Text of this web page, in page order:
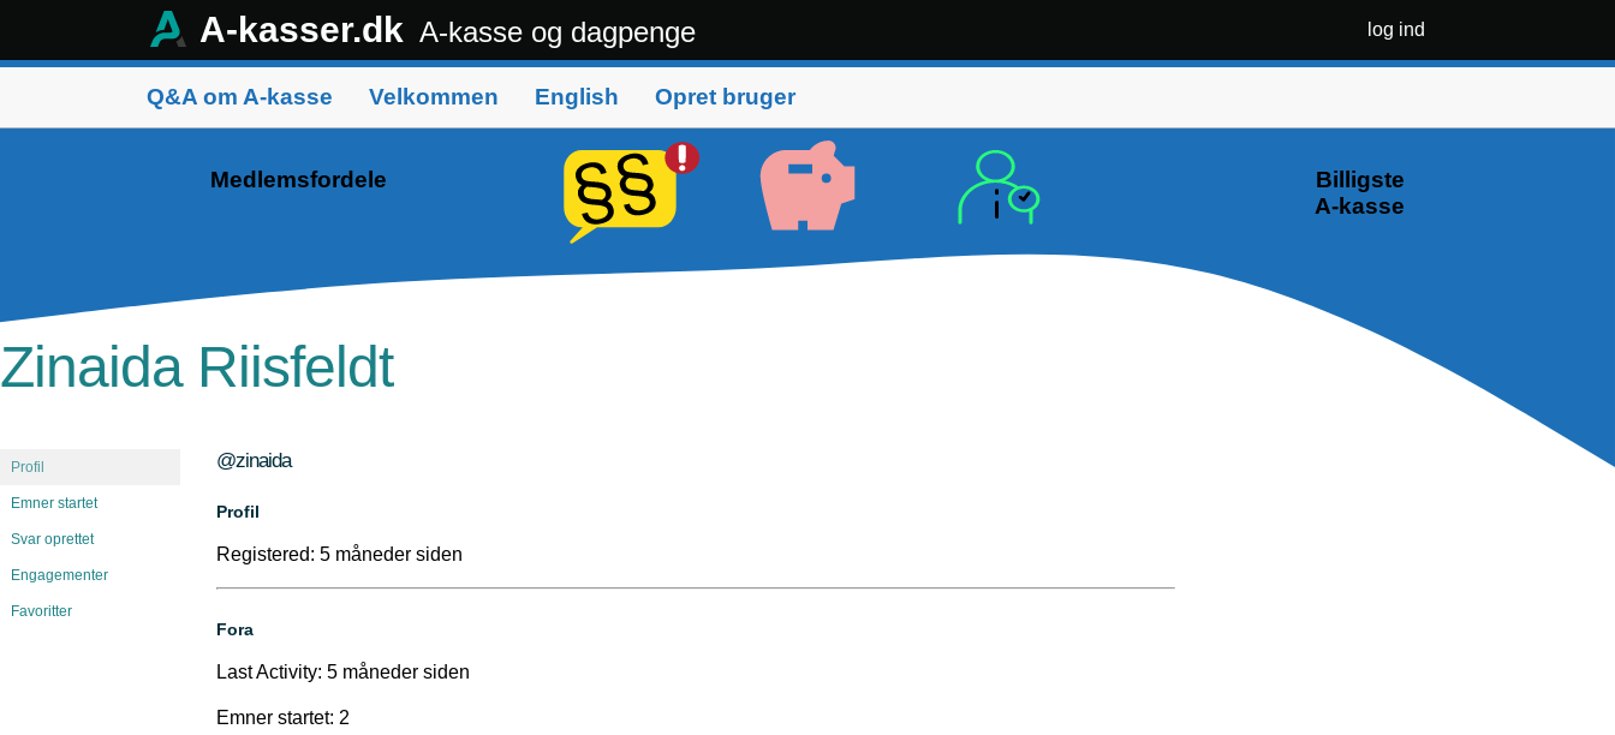
A-kasser.dk A-kasse og dagpenge log ind
Q&A om A-kasse Velkommen English Opret bruger
Medlemsfordele
Billigste
A-kasse
Zinaida Riisfeldt
Profil
Emner startet
Svar oprettet
Engagementer
Favoritter
@zinaida
Profil
Registered: 5 måneder siden
Fora
Last Activity: 5 måneder siden
Emner startet: 2